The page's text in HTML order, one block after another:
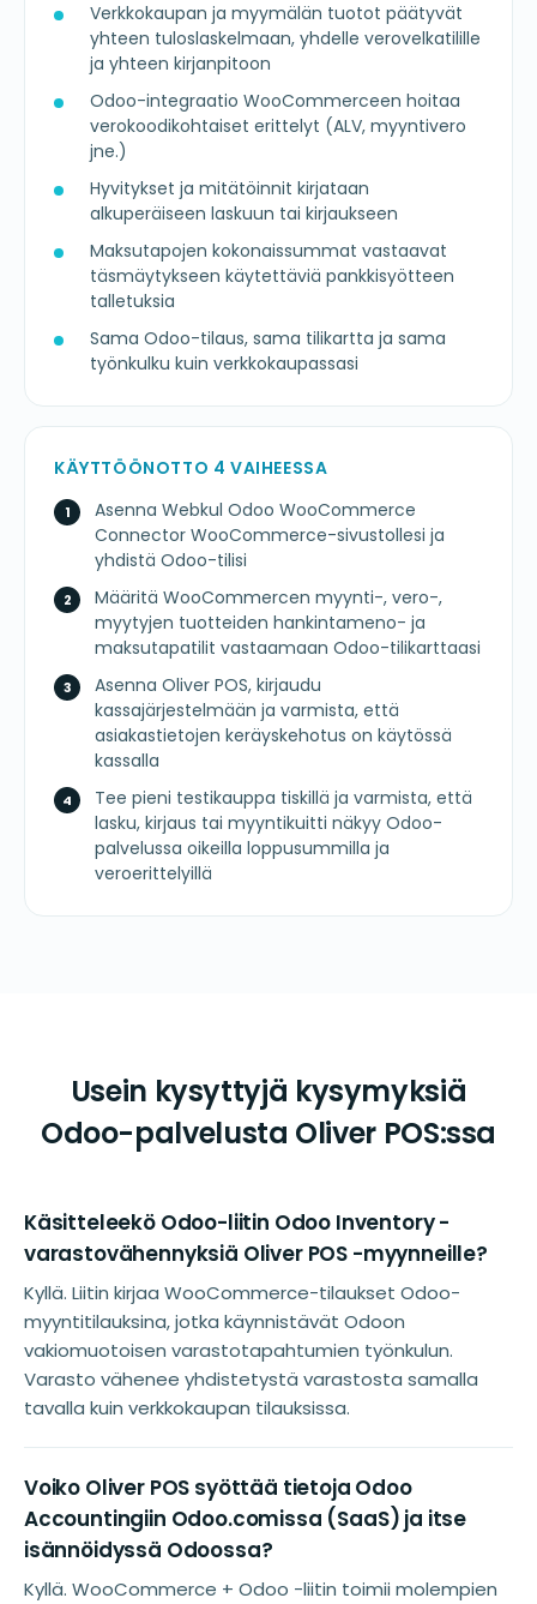
Verkkokaupan ja myymälän tuotot päätyvät
yhteen tuloslaskelmaan, yhdelle verovelkatilille
ja yhteen kirjanpitoon
Odoo-integraatio WooCommerceen hoitaa
verokoodikohtaiset erittelyt (ALV, myyntivero
jne.)
Hyvitykset ja mitätöinnit kirjataan
alkuperäiseen laskuun tai kirjaukseen
Maksutapojen kokonaissummat vastaavat
täsmäytykseen käytettäviä pankkisyötteen
talletuksia
Sama Odoo-tilaus, sama tilikartta ja sama
työnkulku kuin verkkokaupassasi
KÄYTTÖÖNOTTO 4 VAIHEESSA
Asenna Webkul Odoo WooCommerce
Connector WooCommerce-sivustollesi ja
yhdistä Odoo-tilisi
Määritä WooCommercen myynti-, vero-,
myytyjen tuotteiden hankintameno- ja
maksutapatilit vastaamaan Odoo-tilikarttaasi
Asenna Oliver POS, kirjaudu
kassajärjestelmään ja varmista, että
asiakastietojen keräyskehotus on käytössä
kassalla
Tee pieni testikauppa tiskillä ja varmista, että
lasku, kirjaus tai myyntikuitti näkyy Odoo-
palvelussa oikeilla loppusummilla ja
veroerittelyillä
Usein kysyttyjä kysymyksiä
Odoo-palvelusta Oliver POS:ssa
Käsitteleekö Odoo-liitin Odoo Inventory -
varastovähennyksiä Oliver POS -myynneille?
Kyllä. Liitin kirjaa WooCommerce-tilaukset Odoo-
myyntitilauksina, jotka käynnistävät Odoon
vakiomuotoisen varastotapahtumien työnkulun.
Varasto vähenee yhdistetystä varastosta samalla
tavalla kuin verkkokaupan tilauksissa.
Voiko Oliver POS syöttää tietoja Odoo
Accountingiin Odoo.comissa (SaaS) ja itse
isännöidyssä Odoossa?
Kyllä. WooCommerce + Odoo -liitin toimii molempien